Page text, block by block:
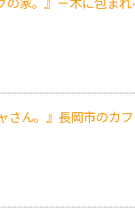
ん。』長岡市のカ